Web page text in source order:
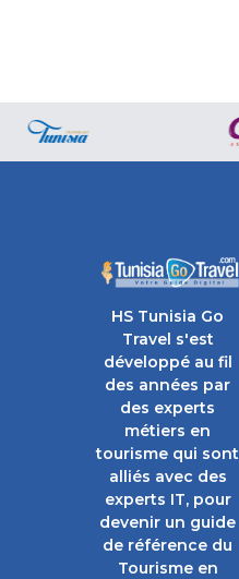
HS Tunisia Go
Travel s'est
développé au fil
des années par
des experts
métiers en
tourisme qui sont
alliés avec des
experts IT, pour
devenir un guide
de référence du
Tourisme en